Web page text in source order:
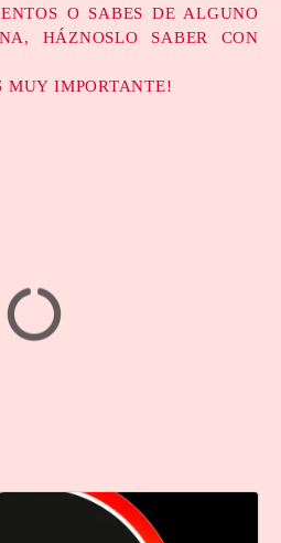
O SABES DE ALGUNO
HÁZNOSLO SABER CON
MUY IMPORTANTE!